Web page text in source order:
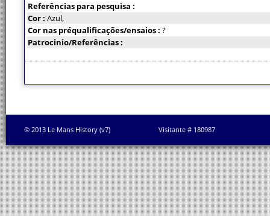
Referências para pesquisa :
Cor : Azul,
Cor nas préqualificações/ensaios : ?
Patrocinio/Referências :
© 2013 Le Mans History (v7) Visitante # 180987